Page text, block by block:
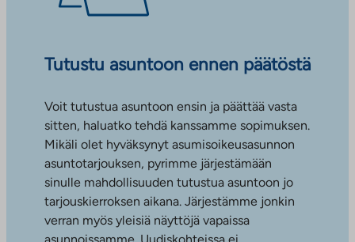
Tutustu asuntoon ennen päätöstä
Voit tutustua asuntoon ensin ja päättää vasta
sitten, haluatko tehdä kanssamme sopimuksen.
Mikäli olet hyväksynyt asumisoikeusasunnon
asuntotarjouksen, pyrimme järjestämään
sinulle mahdollisuuden tutustua asuntoon jo
tarjouskierroksen aikana. Järjestämme jonkin
verran myös yleisiä näyttöjä vapaissa